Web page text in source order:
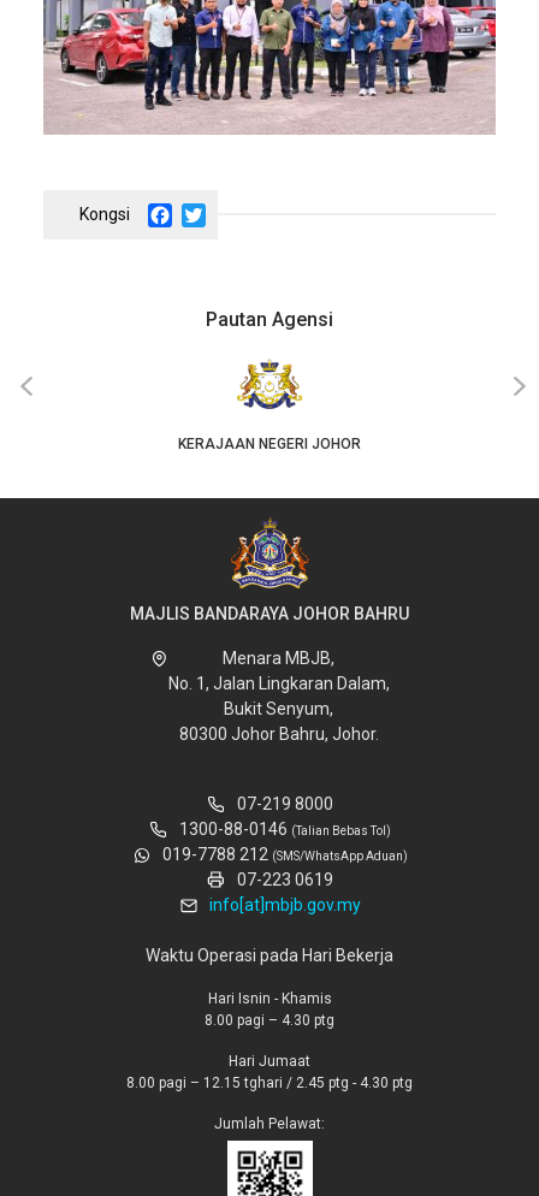
Facebook
Pautan Agensi
KERAJAAN NEGERI JOHOR
‹ ›
MAJLIS BANDARAYA JOHOR BAHRU
Menara MBJB,
No. 1, Jalan Lingkaran Dalam,
Bukit Senyum,
80300 Johor Bahru, Johor.
07-219 8000
1300-88-0146 (Talian Bebas Tol)
019-7788 212 (SMS/WhatsApp Aduan)
07-223 0619
info[at]mbjb.gov.my
Waktu Operasi pada Hari Bekerja
Hari Isnin - Khamis
8.00 pagi – 4.30 ptg
Hari Jumaat
8.00 pagi – 12.15 tghari / 2.45 ptg - 4.30 ptg
Jumlah Pelawat: